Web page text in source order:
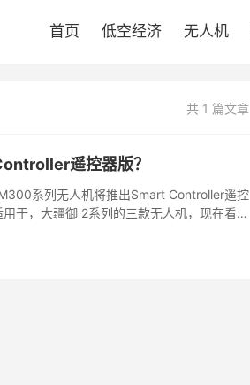
首页 低空经济 无人机
共 1 篇文章
遥控器版？
系列无人机将推出Smart Controller遥控
于，大疆御 2系列的三款无人机，现在看来